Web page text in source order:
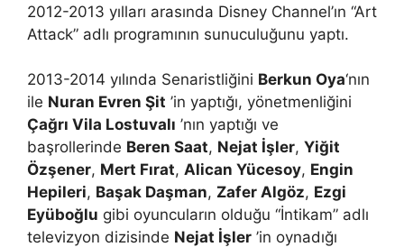
2012-2013 yılları arasında Disney Channel’ın “Art
Attack” adlı programının sunuculuğunu yaptı.
2013-2014 yılında Senaristliğini Berkun Oya‘nın
ile Nuran Evren Şit ’in yaptığı, yönetmenliğini
Çağrı Vila Lostuvalı ’nın yaptığı ve
başrollerinde Beren Saat, Nejat İşler, Yiğit
Özşener, Mert Fırat, Alican Yücesoy, Engin
Hepileri, Başak Daşman, Zafer Algöz, Ezgi
Eyüboğlu gibi oyuncuların olduğu “İntikam” adlı
televizyon dizisinde Nejat İşler ’in oynadığı